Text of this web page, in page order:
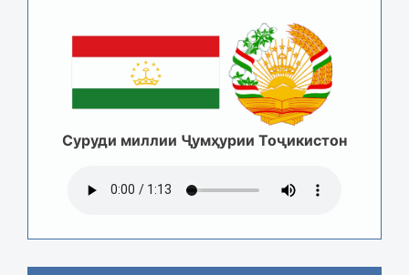
Суруди миллии Ҷумҳурии Тоҷикистон